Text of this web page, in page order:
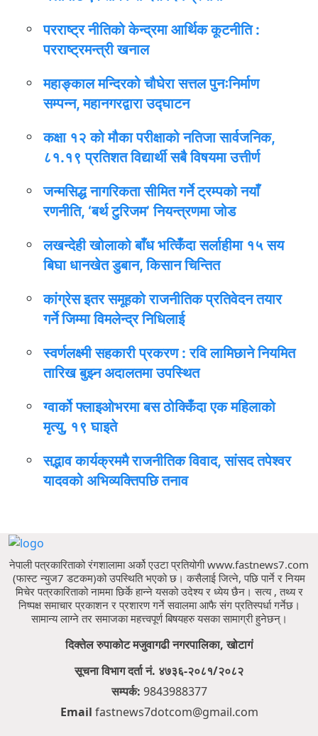
परराष्ट्र नीतिको केन्द्रमा आर्थिक कूटनीति :
परराष्ट्रमन्त्री खनाल
महाङ्काल मन्दिरको चौघेरा सत्तल पुनःनिर्माण
सम्पन्न, महानगरद्वारा उद्घाटन
कक्षा १२ को मौका परीक्षाको नतिजा सार्वजनिक,
८१.१९ प्रतिशत विद्यार्थी सबै विषयमा उत्तीर्ण
जन्मसिद्ध नागरिकता सीमित गर्ने ट्रम्पको नयाँ
रणनीति, ‘बर्थ टुरिजम’ नियन्त्रणमा जोड
लखन्देही खोलाको बाँध भत्किँदा सर्लाहीमा १५ सय
बिघा धानखेत डुबान, किसान चिन्तित
कांग्रेस इतर समूहको राजनीतिक प्रतिवेदन तयार
गर्ने जिम्मा विमलेन्द्र निधिलाई
स्वर्णलक्ष्मी सहकारी प्रकरण : रवि लामिछाने नियमित
तारिख बुझ्न अदालतमा उपस्थित
ग्वार्को फ्लाइओभरमा बस ठोक्किँदा एक महिलाको
मृत्यु, १९ घाइते
सद्भाव कार्यक्रममै राजनीतिक विवाद, सांसद तपेश्वर
यादवको अभिव्यक्तिपछि तनाव
नेपाली पत्रकारिताको रंगशालामा अर्को एउटा प्रतियोगी www.fastnews7.com
(फास्ट न्युज7 डटकम)को उपस्थिति भएको छ।कसैलाई जित्ने, पछि पार्ने र नियम
मिचेर पत्रकारिताको नाममा छिर्के हान्ने यसको उदेश्य र ध्येय छैन।सत्य , तथ्य र
निष्पक्ष समाचार प्रकाशन र प्रशारण गर्ने सवालमा आफै संग प्रतिस्पर्धा गर्नेछ।
सामान्य लाग्ने तर समाजका महत्त्वपूर्ण बिषयहरु यसका सामाग्री हुनेछन्।
दिक्तेल रुपाकोट मजुवागढी नगरपालिका, खोटागं
सूचना विभाग दर्ता नं. ४७३६-२०८१/२०८२
सम्पर्क: 9843988377
Email fastnews7dotcom@gmail.com